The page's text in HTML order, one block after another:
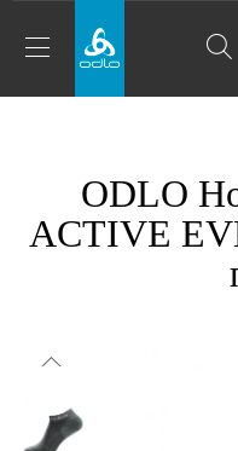
ODLO
ACTIVE